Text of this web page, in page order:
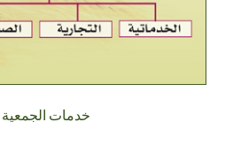
(ar) خدمات الجمعية